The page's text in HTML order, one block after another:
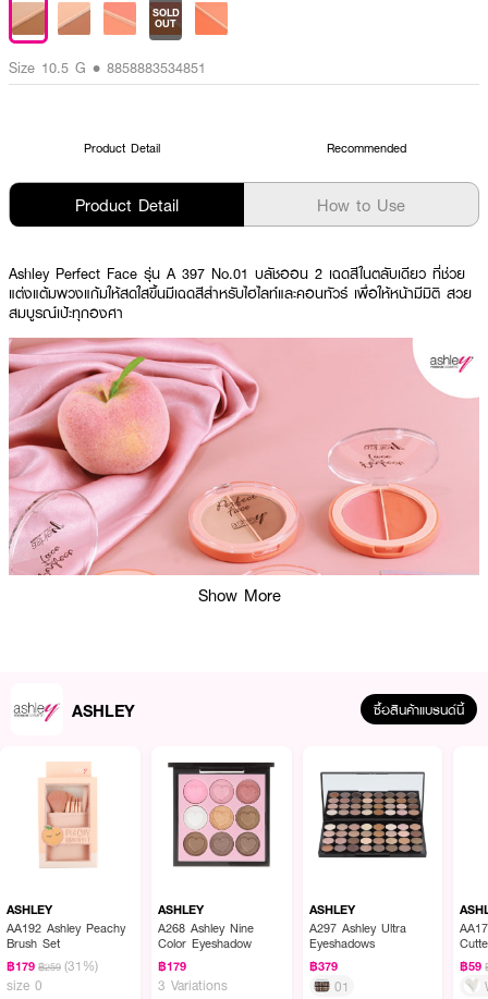
SOLD
OUT
Size 10.5 G • 8858883534851
Product Detail Recommended
Product Detail How to Use
Ashley Perfect Face รุ่น A 397 No.01 บลัชออน 2 เฉดสีในตลับเดียว ที่ช่วย
แต่งแต้มพวงแก้มให้สดใสขึ้นมีเฉดสีสำหรับไฮไลท์และคอนทัวร์ เพื่อให้หน้ามีมิติ สวย
สมบูรณ์เป้ะทุกองศา
ผลลัพธ์ที่ได้ :
Ashley Perfect Face รุ่น A 397 No.01 บลัชออน 2 เฉดสีสวย พร้อมไฮไลท์เเละ
สายตา
บลัชออน 2 เฉดสีสวย
ไฮไลท์เเละคอนทัวร์ในตลับเดียว
เม็ดสีแน่น เหมาะทุกสีผิว
Show More
ASHLEY ซื้อสินค้าแบรนด์นี้
ASHLEY
AA192 Ashley Peachy
Brush Set
฿179 ฿259 (31%)
size 0
ASHLEY
A268 Ashley Nine
Color Eyeshadow
฿179
3 Variations
ASHLEY
A297 Ashley Ultra
Eyeshadows
฿379
01
฿59